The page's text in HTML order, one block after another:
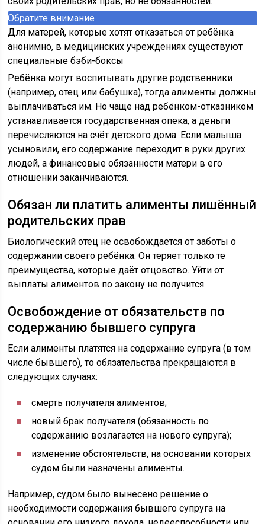
Обратите внимание
Для матерей, которые хотят отказаться от ребёнка
анонимно, в медицинских учреждениях существуют
специальные бэби-боксы
Ребёнка могут воспитывать другие родственники
(например, отец или бабушка), тогда алименты должны
выплачиваться им. Но чаще над ребёнком-отказником
устанавливается государственная опека, а деньги
перечисляются на счёт детского дома. Если малыша
усыновили, его содержание переходит в руки других
людей, а финансовые обязанности матери в его
отношении заканчиваются.
Обязан ли платить алименты лишённый
родительских прав
Биологический отец не освобождается от заботы о
содержании своего ребёнка. Он теряет только те
преимущества, которые даёт отцовство. Уйти от
выплаты алиментов по закону не получится.
Освобождение от обязательств по
содержанию бывшего супруга
Если алименты платятся на содержание супруга (в том
числе бывшего), то обязательства прекращаются в
следующих случаях:
смерть получателя алиментов;
новый брак получателя (обязанность по
содержанию возлагается на нового супруга);
изменение обстоятельств, на основании которых
судом были назначены алименты.
Например, судом было вынесено решение о
необходимости содержания бывшего супруга на